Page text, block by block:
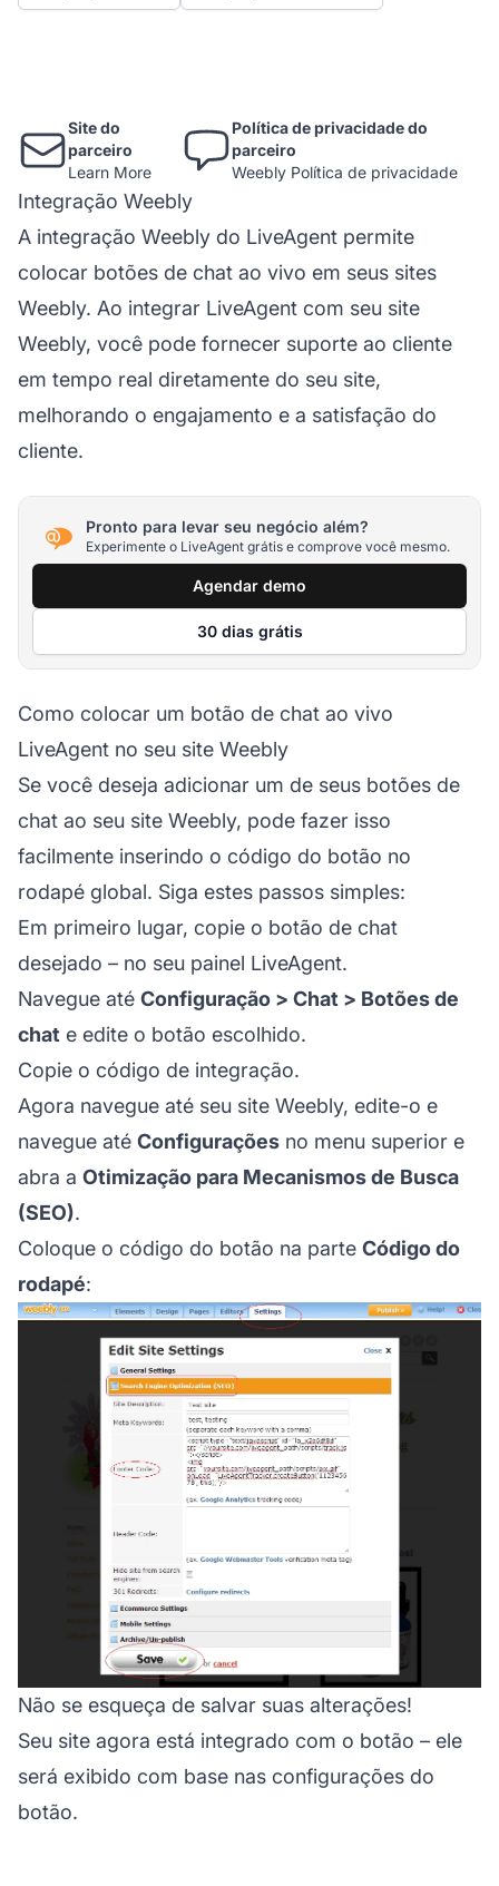
Site do
parceiro
Learn More
Política de privacidade do
parceiro
Weebly Política de privacidade
Integração Weebly
A integração Weebly do LiveAgent permite
colocar botões de chat ao vivo em seus sites
Weebly. Ao integrar LiveAgent com seu site
Weebly, você pode fornecer suporte ao cliente
em tempo real diretamente do seu site,
melhorando o engajamento e a satisfação do
cliente.
Pronto para levar seu negócio além?
Experimente o LiveAgent grátis e comprove você mesmo.
Agendar demo
30 dias grátis
Como colocar um botão de chat ao vivo
LiveAgent no seu site Weebly
Se você deseja adicionar um de seus botões de
chat ao seu site Weebly, pode fazer isso
facilmente inserindo o código do botão no
rodapé global. Siga estes passos simples:
Em primeiro lugar, copie o botão de chat
desejado – no seu painel LiveAgent.
Navegue até Configuração > Chat > Botões de
chat e edite o botão escolhido.
Copie o código de integração.
Agora navegue até seu site Weebly, edite-o e
navegue até Configurações no menu superior e
abra a Otimização para Mecanismos de Busca
(SEO).
Coloque o código do botão na parte Código do
rodapé:
Não se esqueça de salvar suas alterações!
Seu site agora está integrado com o botão – ele
será exibido com base nas configurações do
botão.